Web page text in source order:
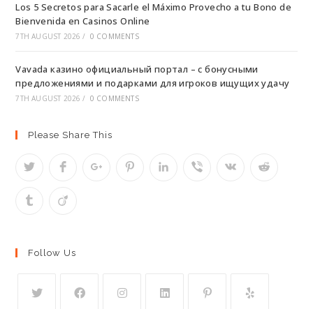
Los 5 Secretos para Sacarle el Máximo Provecho a tu Bono de
Bienvenida en Casinos Online
7TH AUGUST 2026 / 0 COMMENTS
Vavada казино официальный портал – с бонусными
предложениями и подарками для игроков ищущих удачу
7TH AUGUST 2026 / 0 COMMENTS
Please Share This
Follow Us